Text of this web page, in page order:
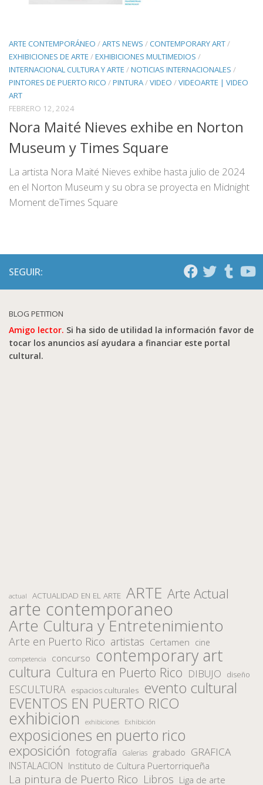
ARTE CONTEMPORÁNEO /ARTS NEWS /CONTEMPORARY ART/
EXHIBICIONES DE ARTE /EXHIBICIONES MULTIMEDIOS /
INTERNACIONAL CULTURA Y ARTE /NOTICIAS INTERNACIONALES /
PINTORES DE PUERTO RICO /PINTURA/VIDEO /VIDEOARTE | VIDEO
ART
FEBRERO 12, 2024
Nora Maité Nieves exhibe en Norton
Museum y Times Square
La artista Nora Maité Nieves exhibe hasta julio de 2024
en el Norton Museum y su obra se proyecta en Midnight
Moment deTimes Square
SEGUIR:
BLOG PETITION
Amigo lector. Si ha sido de utilidad la información favor de
tocar los anuncios así ayudara a financiar este portal
cultural.
actual ACTUALIDAD EN EL ARTE ARTE Arte Actual
arte contemporaneo
Arte Cultura y Entretenimiento
Arte en Puerto Rico artistas Certamen cine
competencia concurso contemporary art
cultura Cultura en Puerto Rico DIBUJO diseño
ESCULTURA espacios culturales evento cultural
EVENTOS EN PUERTO RICO
exhibicion exhibiciones Exhibición
exposiciones en puerto rico
exposición fotografía Galerias grabado GRAFICA
INSTALACION Instituto de Cultura Puertorriqueña
La pintura de Puerto Rico Libros Liga de arte